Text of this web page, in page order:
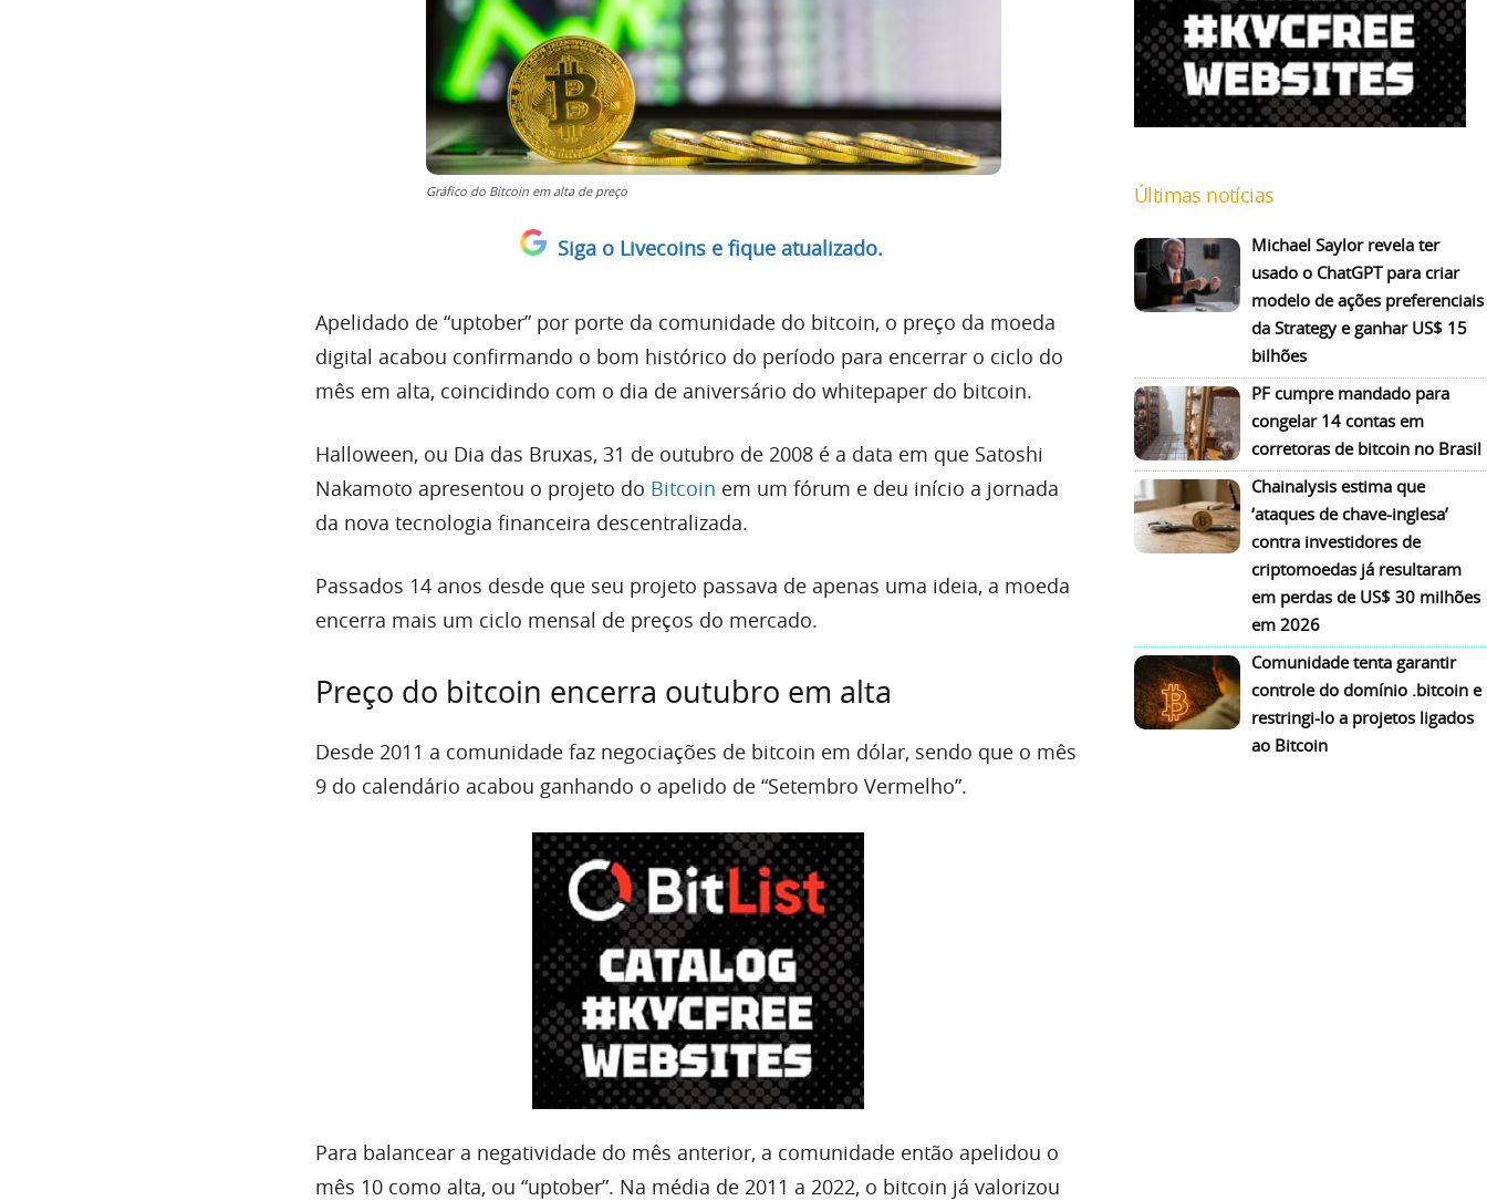
Gráfico do Bitcoin em alta de preço
Siga o Livecoins e fique atualizado.
Apelidado de “uptober” por porte da comunidade do bitcoin, o preço da moeda
digital acabou confirmando o bom histórico do período para encerrar o ciclo do
mês em alta, coincidindo com o dia de aniversário do whitepaper do bitcoin.
Halloween, ou Dia das Bruxas, 31 de outubro de 2008 é a data em que Satoshi
Nakamoto apresentou o projeto do Bitcoin em um fórum e deu início a jornada
da nova tecnologia financeira descentralizada.
Passados 14 anos desde que seu projeto passava de apenas uma ideia, a moeda
encerra mais um ciclo mensal de preços do mercado.
Preço do bitcoin encerra outubro em alta
Desde 2011 a comunidade faz negociações de bitcoin em dólar, sendo que o mês
9 do calendário acabou ganhando o apelido de “Setembro Vermelho”.
Para balancear a negatividade do mês anterior, a comunidade então apelidou o
mês 10 como alta, ou “uptober”. Na média de 2011 a 2022, o bitcoin já valorizou
Últimas notícias
Michael Saylor revela ter
usado o ChatGPT para criar
modelo de ações preferenciais
da Strategy e ganhar US$ 15
bilhões
PF cumpre mandado para
congelar 14 contas em
corretoras de bitcoin no Brasil
Chainalysis estima que
‘ataques de chave-inglesa’
contra investidores de
criptomoedas já resultaram
em perdas de US$ 30 milhões
em 2026
Comunidade tenta garantir
controle do domínio .bitcoin e
restringi-lo a projetos ligados
ao Bitcoin